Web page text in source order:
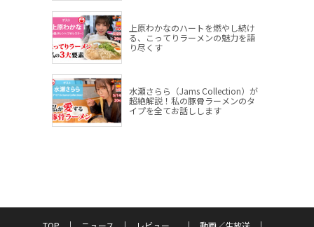
上原わかなのハートを燃やし続け
る、こってりラーメンの魅力を語
り尽くす
水瀬さらら（Jams Collection）が
超絶解説！私の豚骨ラーメンのタ
イプを全てお話しします